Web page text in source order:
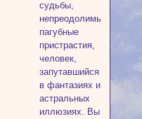
судьбы,
непреодолимые
пагубные
пристрастия,
человек,
запутавшийся
в фантазиях и
астральных
иллюзиях. Вы